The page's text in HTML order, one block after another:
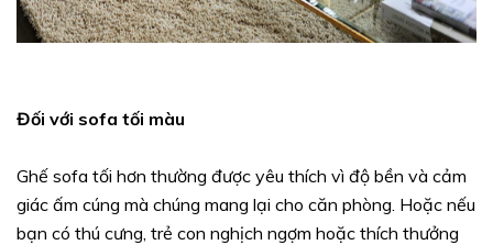
Đối với sofa tối màu
Ghế sofa tối hơn thường được yêu thích vì độ bền và cảm
giác ấm cúng mà chúng mang lại cho căn phòng. Hoặc nếu
bạn có thú cưng, trẻ con nghịch ngợm hoặc thích thưởng